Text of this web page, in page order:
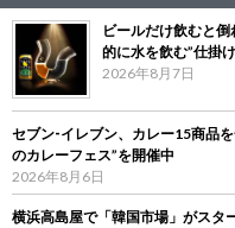
ビールだけ飲むと
的に水を飲む”仕掛
2026年8月7日
セブン‐イレブン、カレー15商品
のカレーフェス”を開催中
2026年8月6日
横浜高島屋で「韓国市場」がス